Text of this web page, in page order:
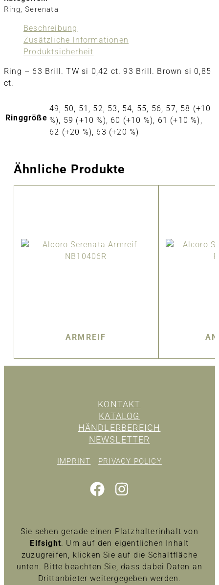
Ring,Serenata
Beschreibung
Zusätzliche Informationen
Produktsicherheit
Ring – 63 Brill. TW si 0,42 ct. 93 Brill. Brown si 0,85
ct.
Ringgröße
49, 50, 51, 52, 53, 54, 55, 56, 57, 58 (+10
%), 59 (+10 %), 60 (+10 %), 61 (+10 %),
62 (+20 %), 63 (+20 %)
Ähnliche Produkte
ARMREIF
KONTAKT
KATALOG
HÄNDLERBEREICH
NEWSLETTER
IMPRINT PRIVACY POLICY
Sie sehen gerade einen Platzhalterinhalt von
Elfsight. Um auf den eigentlichen Inhalt
zuzugreifen, klicken Sie auf die Schaltfläche
unten. Bitte beachten Sie, dass dabei Daten an
Drittanbieter weitergegeben werden.